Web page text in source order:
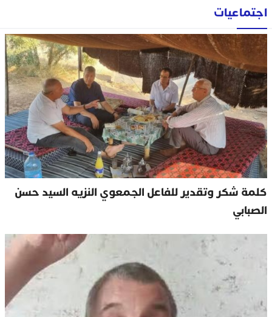
اجتماعيات
كلمة شكر وتقدير للفاعل الجمعوي النزيه السيد حسن
الصبابي